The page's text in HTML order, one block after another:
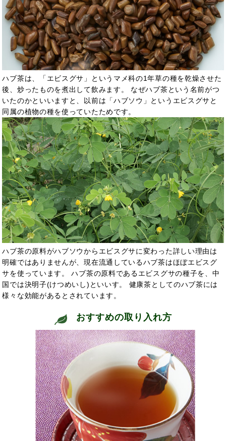
ハブ茶は、「エビスグサ」というマメ科の1年草の種を乾燥させた
後、炒ったものを煮出して飲みます。 なぜハブ茶という名前がつ
いたのかといいますと、以前は「ハブソウ」というエビスグサと
同属の植物の種を使っていたためです。
ハブ茶の原料がハブソウからエビスグサに変わった詳しい理由は
明確ではありませんが、現在流通しているハブ茶はほぼエビスグ
サを使っています。 ハブ茶の原料であるエビスグサの種子を、中
国では決明子(けつめいし)といいす。 健康茶としてのハブ茶には
様々な効能があるとされています。
おすすめの取り入れ方